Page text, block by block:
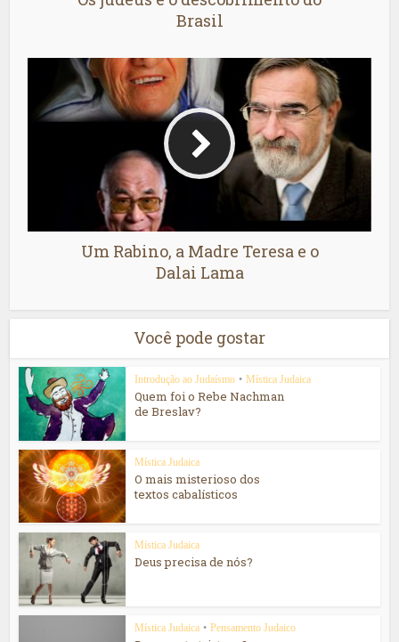
Brasil
Um Rabino, a Madre Teresa e o
Dalai Lama
Você pode gostar
Introdução ao Judaísmo • Mística Judaica
Quem foi o Rebe Nachman
de Breslav?
Mística Judaica
O mais misterioso dos
textos cabalísticos
Mística Judaica
Deus precisa de nós?
Mística Judaica • Pensamento Judaico